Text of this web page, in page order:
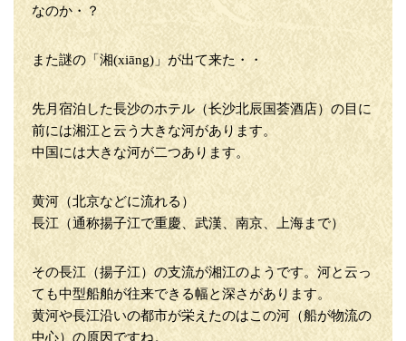
なのか・？
また謎の「湘(xiāng)」が出て来た・・
先月宿泊した長沙のホテル（长沙北辰国荟酒店）の目に
前には湘江と云う大きな河があります。
中国には大きな河が二つあります。
黄河（北京などに流れる）
長江（通称揚子江で重慶、武漢、南京、上海まで）
その長江（揚子江）の支流が湘江のようです。河と云っ
ても中型船舶が往来できる幅と深さがあります。
黄河や長江沿いの都市が栄えたのはこの河（船が物流の
中心）の原因ですね。